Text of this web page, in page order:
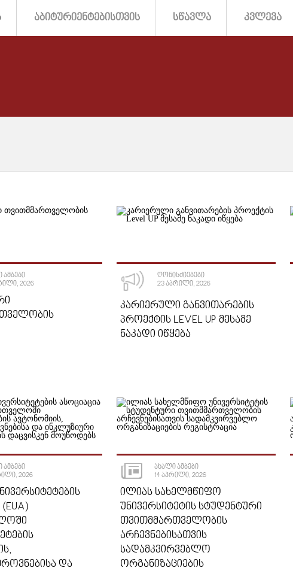
ᲐᲑᲘᲢᲣᲠᲘᲔᲜᲢᲔᲑᲘᲡᲗᲕᲘᲡ ᲡᲬᲐᲕᲚᲐ ᲙᲕᲚᲔᲕᲐ
ᲐᲛᲑᲔᲑᲘ
2026
ᲦᲝᲜᲘᲡᲫᲘᲔᲑᲔᲑᲘ
23 ᲐᲞᲠᲘᲚᲘ, 2026
ᲙᲐᲠᲘᲔᲠᲣᲚᲘ ᲒᲐᲜᲕᲘᲗᲐᲠᲔᲑᲘᲡ
ᲞᲠᲝᲔᲥᲢᲘᲡ LEVEL UP ᲛᲔᲡᲐᲛᲔ
ᲜᲐᲙᲐᲓᲘ ᲘᲬᲧᲔᲑᲐ
ᲐᲛᲑᲔᲑᲘ
2026
ᲓᲐ
ᲐᲮᲐᲚᲘ ᲐᲛᲑᲔᲑᲘ
14 ᲐᲞᲠᲘᲚᲘ, 2026
ᲘᲚᲘᲐᲡ ᲡᲐᲮᲔᲚᲛᲬᲘᲤᲝ
ᲣᲜᲘᲕᲔᲠᲡᲘᲢᲔᲢᲘᲡ ᲡᲢᲣᲓᲔᲜᲢᲣᲠᲘ
ᲗᲕᲘᲗᲛᲛᲐᲠᲗᲕᲔᲚᲝᲑᲘᲡ
ᲐᲠᲩᲔᲕᲜᲔᲑᲘᲡᲐᲗᲕᲘᲡ
ᲡᲐᲓᲐᲛᲙᲕᲘᲠᲕᲔᲑᲚᲝ
ᲝᲠᲒᲐᲜᲘᲖᲐᲪᲘᲔᲑᲘᲡ